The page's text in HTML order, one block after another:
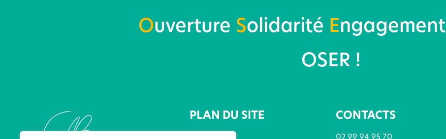
Ouverture Solidarité Engagement
OSER !
PLAN DU SITE CONTACTS